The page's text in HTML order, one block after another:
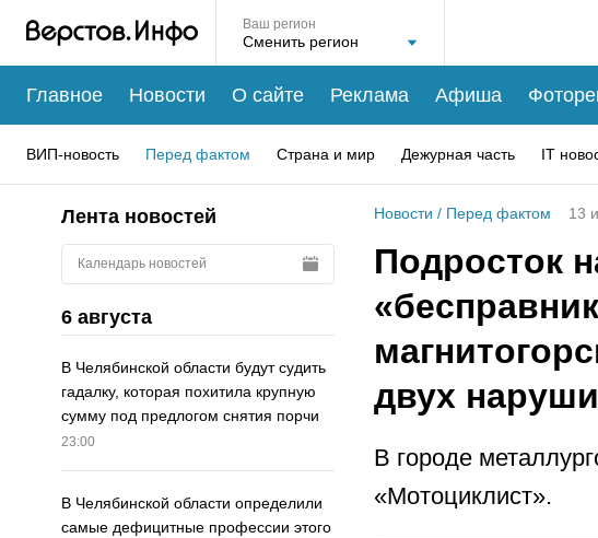
Ваш регион
Главное Новости О сайте Реклама Афиша
ВИП-новость Перед фактом Страна и мир Дежурная часть IT
Лента новостей
Календарь новостей
6 августа
В Челябинской области будут судить
гадалку, которая похитила крупную
сумму под предлогом снятия порчи
23:00
В Челябинской области определили
самые дефицитные профессии этого
Новости / Перед фактом 13
Подросток
двух
В городе
«Мотоциклист».